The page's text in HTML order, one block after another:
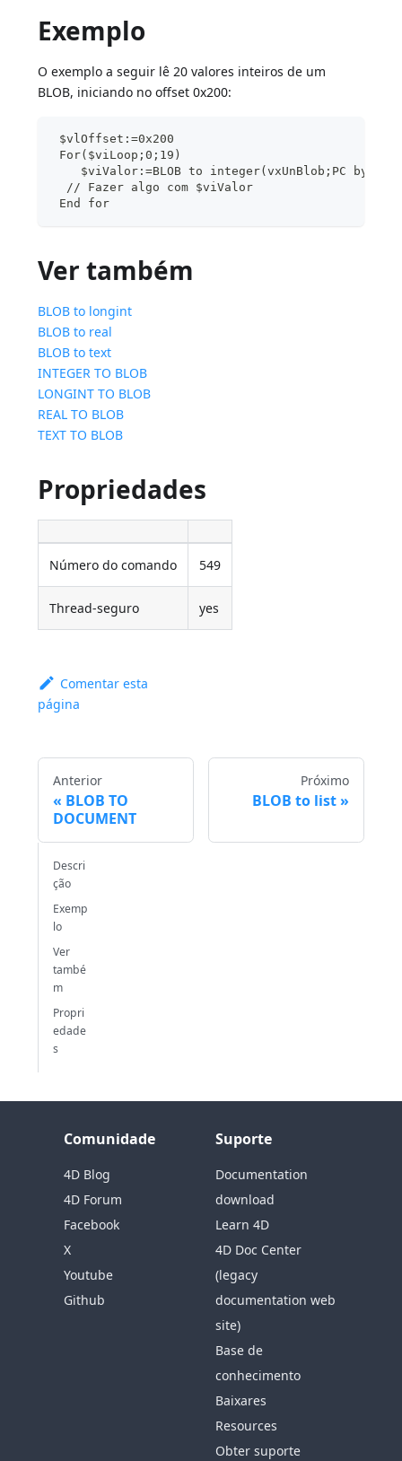
Exemplo
O exemplo a seguir lê 20 valores inteiros de um
BLOB, iniciando no offset 0x200:
$vlOffset:=0x200
For($viLoop;0;19)
$viValor:=BLOB to integer(vxUnBlob;PC byte
// Fazer algo com $viValor
End for
Ver também
BLOB to longint
BLOB to real
BLOB to text
INTEGER TO BLOB
LONGINT TO BLOB
REAL TO BLOB
TEXT TO BLOB
Propriedades
Número do comando 549
Thread-seguro yes
Comentar esta
página
Anterior
BLOB TO
DOCUMENT
Próximo
BLOB to list
Descri
ção
Exemp
lo
Ver
també
m
Propri
edade
s
Comunidade
4D Blog
4D Forum
Facebook
X
Youtube
Github
Suporte
Documentation
download
Learn 4D
4D Doc Center
(legacy
documentation web
site)
Base de
conhecimento
Baixares
Resources
Obter suporte